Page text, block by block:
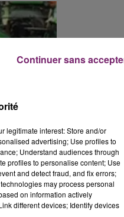
legitimate interest: Store and/or
advertising; Use profiles to
Understand audiences through
profiles to personalise content; Use
and detect fraud, and fix errors;
may process personal
on information actively
different devices; Identify devices
Continuer sans